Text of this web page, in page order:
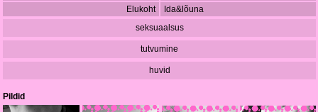
Elukoht
Ida&lõuna
seksuaalsus
tutvumine
huvid
Pildid